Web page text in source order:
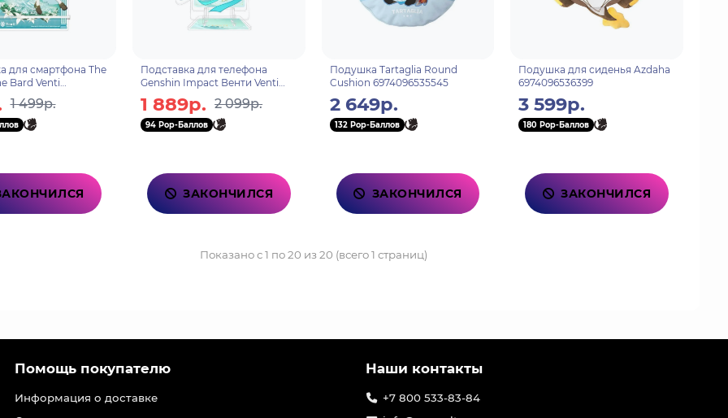
для смартфона The
Bard Venti
1 499р.
Подставка для телефона
Genshin Impact Венти Venti
Genius Invokation TCG
Tournament 6942421108986
1 889р. 2 099р.
94 Pop-Баллов
ЗАКОНЧИЛСЯ
Подушка Tartaglia Round
Cushion 6974096535545
2 649р.
132 Pop-Баллов
ЗАКОНЧИЛСЯ
Подушка для сиденья Azdaha
6974096536399
3 599р.
180 Pop-Баллов
ЗАКОНЧИЛСЯ
Показано с 1 по 20 из 20 (всего 1 страниц)
Помощь покупателю
Информация о доставке
Наши контакты
+7 800 533-83-84